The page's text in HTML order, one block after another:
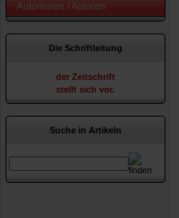
Autorinnen / Autoren
Die Schriftleitung
der Zeitschrift
stellt sich vor.
Suche in Artikeln